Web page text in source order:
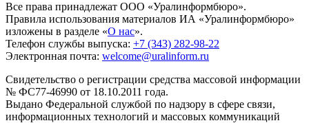
Все права принадлежат ООО «Уралинформбюро».
Правила использования материалов ИА «Уралинформбюро»
изложены в разделе «О нас».
Телефон службы выпуска: +7 (343) 282-98-22
Электронная почта: welcome@uralinform.ru
Свидетельство о регистрации средства массовой информации
№ ФС77-46990 от 18.10.2011 года.
Выдано Федеральной службой по надзору в сфере связи,
информационных технологий и массовых коммуникаций